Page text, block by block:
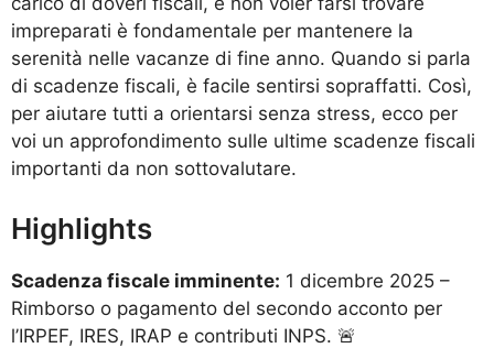
impreparati è fondamentale per mantenere la
serenità nelle vacanze di fine anno. Quando si parla
di scadenze fiscali, è facile sentirsi sopraffatti. Così,
per aiutare tutti a orientarsi senza stress, ecco per
voi un approfondimento sulle ultime scadenze fiscali
importanti da non sottovalutare.
Highlights
Scadenza fiscale imminente: 1 dicembre 2025 –
Rimborso o pagamento del secondo acconto per
l’IRPEF, IRES, IRAP e contributi INPS. 🚨